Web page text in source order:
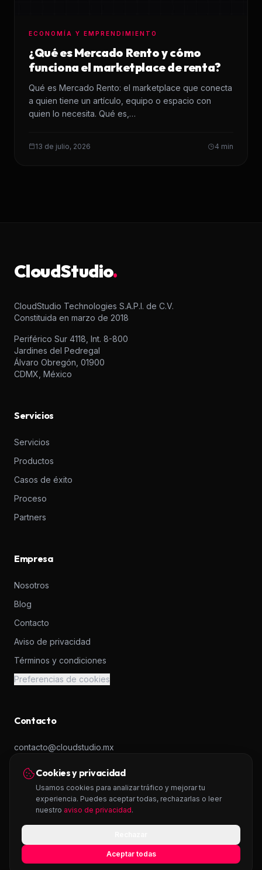
ECONOMÍA Y EMPRENDIMIENTO
¿Qué es Mercado Rento y cómo
funciona el marketplace de renta?
Qué es Mercado Rento: el marketplace que conecta
a quien tiene un artículo, equipo o espacio con
quien lo necesita. Qué es,…
13 de julio, 2026 4 min
CloudStudio.
CloudStudio Technologies S.A.P.I. de C.V.
Constituida en marzo de 2018
Periférico Sur 4118, Int. 8-800
Jardines del Pedregal
Álvaro Obregón, 01900
CDMX, México
Servicios
Servicios
Productos
Casos de éxito
Proceso
Partners
Empresa
Nosotros
Blog
Contacto
Aviso de privacidad
Términos y condiciones
Preferencias de cookies
Contacto
contacto@cloudstudio.mx
+52 56 2438 6865
© 2026 CloudStudio Technologies S.A.P.I. de C.V. · CDMX, México.
Cookies y privacidad
Usamos cookies para analizar tráfico y mejorar tu
experiencia. Puedes aceptar todas, rechazarlas o leer
nuestro aviso de privacidad.
Aceptar todas